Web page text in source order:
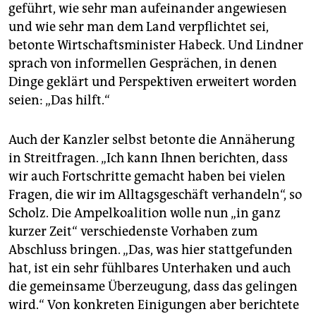
geführt, wie sehr man aufeinander angewiesen
und wie sehr man dem Land verpflichtet sei,
betonte Wirtschaftsminister Habeck. Und Lindner
sprach von informellen Gesprächen, in denen
Dinge geklärt und Perspektiven erweitert worden
seien: „Das hilft.“
Auch der Kanzler selbst betonte die Annäherung
in Streitfragen. „Ich kann Ihnen berichten, dass
wir auch Fortschritte gemacht haben bei vielen
Fragen, die wir im Alltagsgeschäft verhandeln“, so
Scholz. Die Ampelkoalition wolle nun „in ganz
kurzer Zeit“ verschiedenste Vorhaben zum
Abschluss bringen. „Das, was hier stattgefunden
hat, ist ein sehr fühlbares Unterhaken und auch
die gemeinsame Überzeugung, dass das gelingen
wird.“ Von konkreten Einigungen aber berichtete